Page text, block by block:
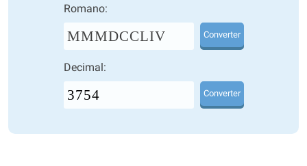
Romano:
MMMDCCLIV Converter
Decimal:
Converter